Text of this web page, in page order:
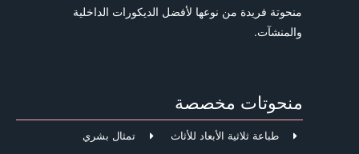
منحوتة فريدة من نوعها لأفضل الديكورات الداخلية
والمنشآت.
منحوتات مخصصة
طباعة ثلاثية الأبعاد للأثاث تمثال بشري